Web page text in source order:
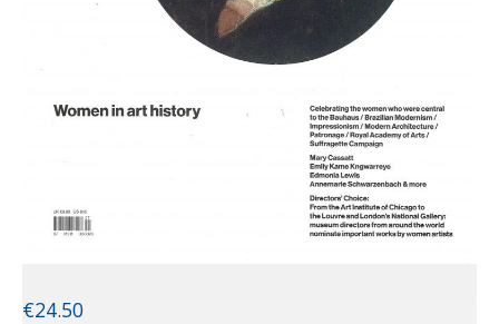
€24.50